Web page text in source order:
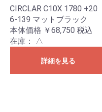
CIRCLAR C10X 1780 +20
6-139 マットブラック
本体価格 ￥68,750 税込
在庫：
△
詳細を見る